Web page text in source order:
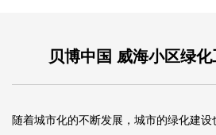
贝博中国 威海小区绿
随着城市化的不断发展，城市的绿化建